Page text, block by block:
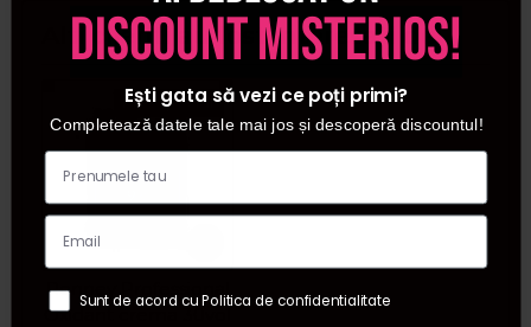
Alti clienti au fost interesati de:
Pret special
Ronney Professional
Oxidant crema 30vol
discount misterios!
Ești gata să vezi ce poți primi?
Completează datele tale mai jos și descoperă discountul!
Sunt de acord cu Politica de confidentialitate